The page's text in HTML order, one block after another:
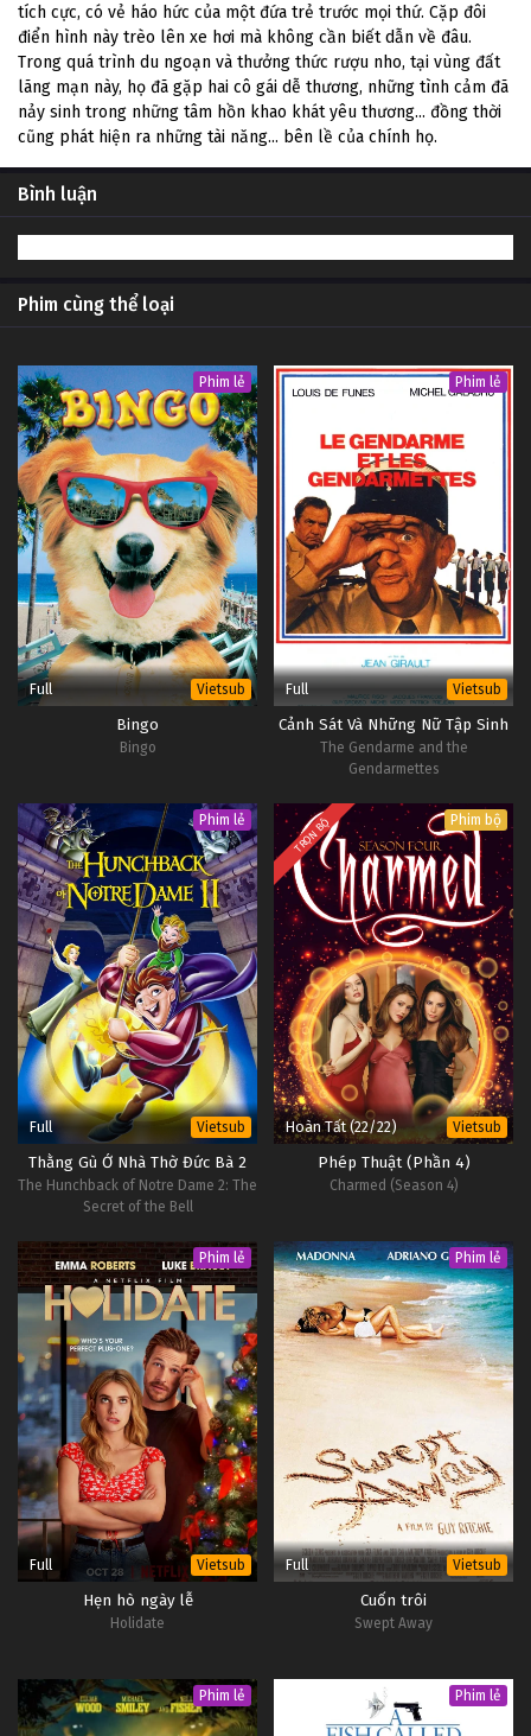
tích cực, có vẻ háo hức của một đứa trẻ trước mọi thứ. Cặp đôi
điển hình này trèo lên xe hơi mà không cần biết dẫn về đâu.
Trong quá trình du ngoạn và thưởng thức rượu nho, tại vùng đất
lãng mạn này, họ đã gặp hai cô gái dễ thương, những tình cảm đã
nảy sinh trong những tâm hồn khao khát yêu thương... đồng thời
cũng phát hiện ra những tài năng... bên lề của chính họ.
Bình luận
Phim cùng thể loại
Phim lẻ
Full Vietsub
Bingo
Bingo
Phim lẻ
Full Vietsub
Cảnh Sát Và Những Nữ Tập Sinh
The Gendarme and the
Gendarmettes
Phim lẻ
Full Vietsub
Thằng Gù Ở Nhà Thờ Đức Bà 2
The Hunchback of Notre Dame 2: The
Secret of the Bell
TRỌN BỘ Phim bộ
Hoàn Tất (22/22) Vietsub
Phép Thuật (Phần 4)
Charmed (Season 4)
Phim lẻ
Full Vietsub
Hẹn hò ngày lễ
Holidate
Phim lẻ
Full Vietsub
Cuốn trôi
Swept Away
Phim lẻ Phim lẻ